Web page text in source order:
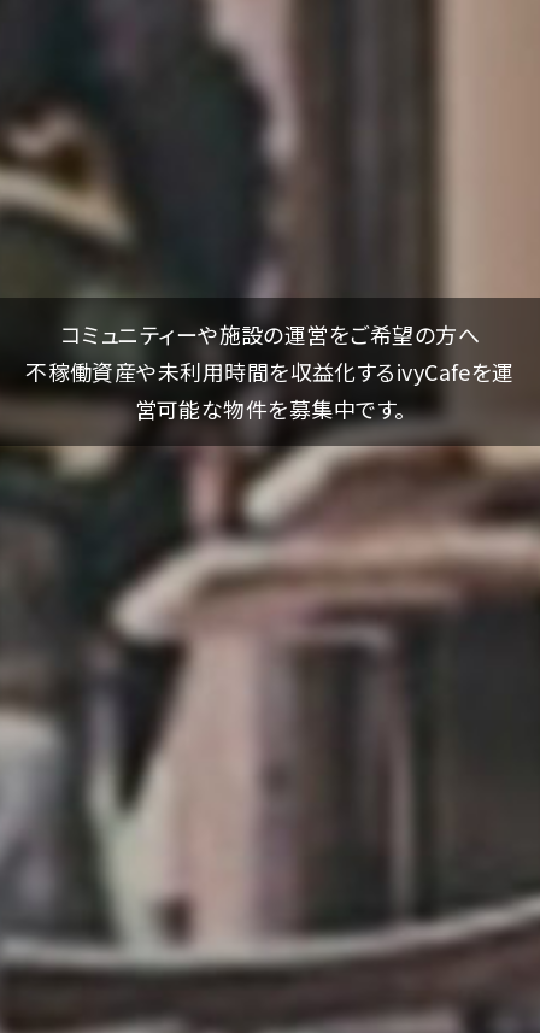
コミュニティーや施設の運営をご希望の方へ
不稼働資産や未利用時間を収益化するivyCafeを運
営可能な物件を募集中です。